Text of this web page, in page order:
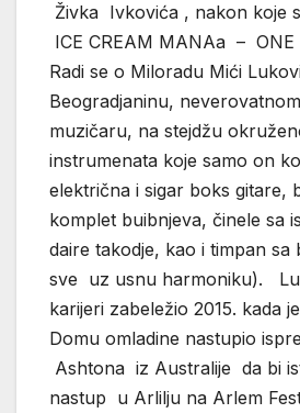
Živka Ivkovića , nakon koje
ICE CREAM MANAa –
Radi se o Miloradu Mići
Beogradjaninu,
muzičaru, na stejdžu
instrumenata koje samo on
električna i sigar boks gitare,
komplet buibnjeva, činele sa
daire takodje, kao i timpan
sve uz usnu harmoniku).
karijeri zabeležio 2015. kada
Domu omladine nastupio
Ashtona iz Australije da bi
nastup u Arlilju na Arlem